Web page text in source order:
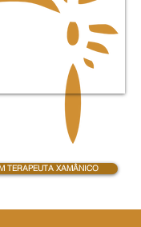
TERAPEUTA XAMÂNICO